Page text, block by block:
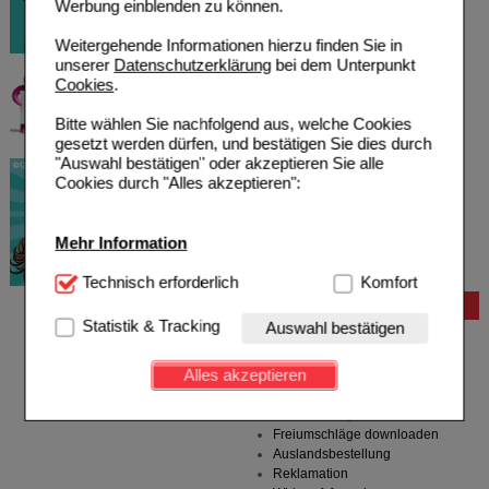
Werbung einblenden zu können.
Weitergehende Informationen hierzu finden Sie in
unserer Datenschutzerklärungbei dem Unterpunkt
Cookies.
Bitte wählen Sie nachfolgend aus, welche Cookies
gesetzt werden dürfen, und bestätigen Sie dies durch
"Auswahl bestätigen" oder akzeptieren Sie alle
Cookies durch "Alles akzeptieren":
Mehr Information
Technisch Notwendig:Hierbei handelt es sich um
Website notwendig sind (z.B. Navigation, Warenkorb,
Kundenkonto), weshalb auf diese nicht verzichtet
werden kann.
Einkaufserlebnis noch ansprechender zu gestalten,
beispielsweise für die Wiedererkennung des
Besuchers oder unsere Seite an bevorzugte
Verhaltensweisen (z.B. Spracheinstellung)
Technisch erforderlich Komfort
Statistik & Tracking Auswahl bestätigen
Alles akzeptieren
Hilfe zur Anmeldung
Hilfe zum Bestellvorgang
Zahlungsmöglichkeiten
Rezepte einlösen
Freiumschläge downloaden
Auslandsbestellung
Reklamation